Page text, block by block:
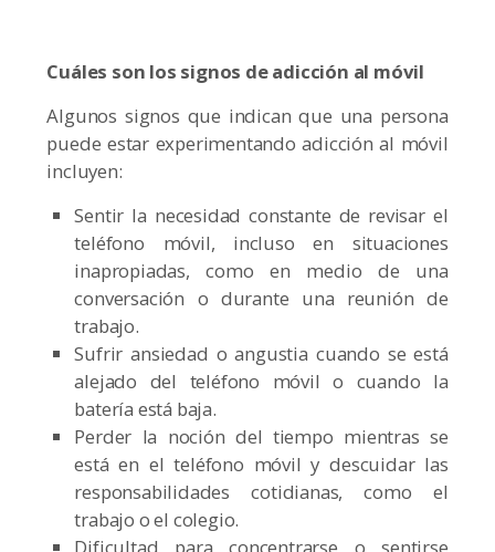
Cuáles son los signos de adicción al móvil
Algunos signos que indican que una persona
puede estar experimentando adicción al móvil
incluyen:
Sentir la necesidad constante de revisar el
teléfono móvil, incluso en situaciones
inapropiadas, como en medio de una
conversación o durante una reunión de
trabajo.
Sufrir ansiedad o angustia cuando se está
alejado del teléfono móvil o cuando la
batería está baja.
Perder la noción del tiempo mientras se
está en el teléfono móvil y descuidar las
responsabilidades cotidianas, como el
trabajo o el colegio.
Dificultad para concentrarse o sentirse